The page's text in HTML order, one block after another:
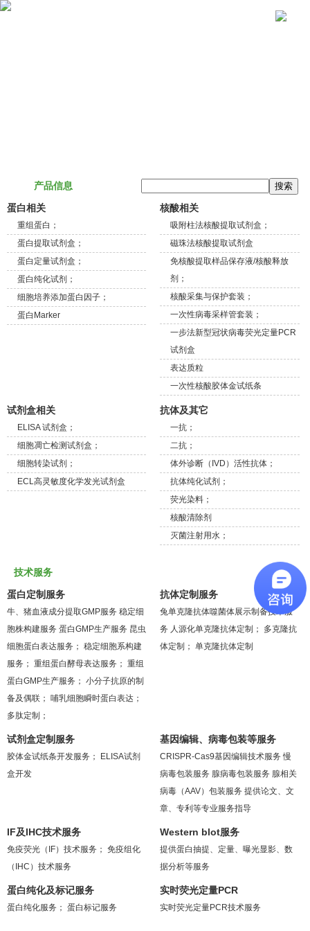
产品信息
蛋白相关
重组蛋白；
蛋白提取试剂盒；
蛋白定量试剂盒；
蛋白纯化试剂；
细胞培养添加蛋白因子；
蛋白Marker
核酸相关
吸附柱法核酸提取试剂盒；
磁珠法核酸提取试剂盒
免核酸提取样品保存液/核酸释放
剂；
核酸采集与保护套装；
一次性病毒采样管套装；
一步法新型冠状病毒荧光定量PCR
试剂盒
表达质粒
一次性核酸胶体金试纸条
试剂盒相关
ELISA 试剂盒；
细胞凋亡检测试剂盒；
细胞转染试剂；
ECL高灵敏度化学发光试剂盒
抗体及其它
一抗；
二抗；
体外诊断（IVD）活性抗体；
抗体纯化试剂；
荧光染料；
核酸清除剂
灭菌注射用水；
技术服务
蛋白定制服务
牛、猪血液成分提取GMP服务 稳定细
胞株构建服务 蛋白GMP生产服务 昆虫
细胞蛋白表达服务； 稳定细胞系构建
服务； 重组蛋白酵母表达服务； 重组
蛋白GMP生产服务； 小分子抗原的制
备及偶联； 哺乳细胞瞬时蛋白表达；
多肽定制；
抗体定制服务
兔单克隆抗体噬菌体展示制备技术服
务 人源化单克隆抗体定制；
多克隆抗
体定制； 单克隆抗体定制
试剂盒定制服务
胶体金试纸条开发服务；
ELISA试剂
盒开发
基因编辑、病毒包装等服务
CRISPR-Cas9基因编辑技术服务 慢
病毒包装服务 腺病毒包装服务 腺相关
病毒（AAV）包装服务 提供论文、文
章、专利等专业服务指导
IF及IHC技术服务
免疫荧光（IF）技术服务； 免疫组化
（IHC）技术服务
Western blot服务
提供蛋白抽提、定量、曝光显影、数
据分析等服务
蛋白纯化及标记服务
蛋白纯化服务； 蛋白标记服务
实时荧光定量PCR
实时荧光定量PCR技术服务